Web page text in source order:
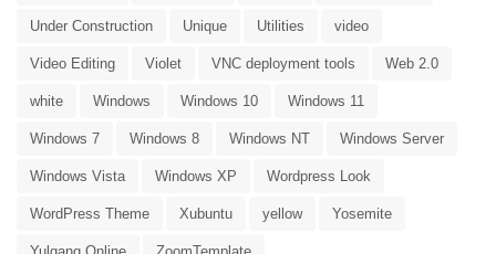
Under Construction Unique Utilities video
Video Editing Violet VNC deployment tools Web 2.0
white Windows Windows 10 Windows 11
Windows 7 Windows 8 Windows NT Windows Server
Windows Vista Windows XP Wordpress Look
WordPress Theme Xubuntu yellow Yosemite